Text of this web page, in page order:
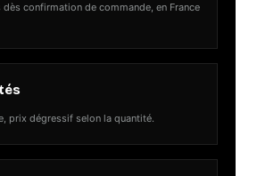
dès confirmation de commande, en France
prix dégressif selon la quantité.